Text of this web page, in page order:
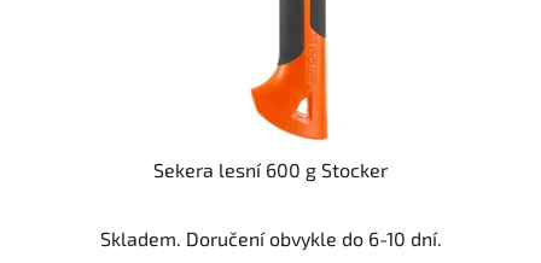
Sekera lesní 600 g Stocker
Skladem. Doručení obvykle do 6-10 dní.